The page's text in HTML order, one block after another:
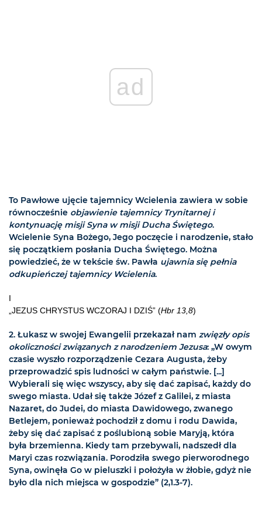
ad
To Pawłowe ujęcie tajemnicy Wcielenia zawiera w sobie
równocześnie objawienie tajemnicy Trynitarnej i
kontynuację misji Syna w misji Ducha Świętego.
Wcielenie Syna Bożego, Jego poczęcie i narodzenie, stało
się początkiem posłania Ducha Świętego. Można
powiedzieć, że w tekście św. Pawła ujawnia się pełnia
odkupieńczej tajemnicy Wcielenia.
I
„JEZUS CHRYSTUS WCZORAJ I DZIŚ” (Hbr 13,8)
2. Łukasz w swojej Ewangelii przekazał nam zwięzły opis
okoliczności związanych z narodzeniem Jezusa: „W owym
czasie wyszło rozporządzenie Cezara Augusta, żeby
przeprowadzić spis ludności w całym państwie. [...]
Wybierali się więc wszyscy, aby się dać zapisać, każdy do
swego miasta. Udał się także Józef z Galilei, z miasta
Nazaret, do Judei, do miasta Dawidowego, zwanego
Betlejem, ponieważ pochodził z domu i rodu Dawida,
żeby się dać zapisać z poślubioną sobie Maryją, która
była brzemienna. Kiedy tam przebywali, nadszedł dla
Maryi czas rozwiązania. Porodziła swego pierworodnego
Syna, owinęła Go w pieluszki i położyła w żłobie, gdyż nie
było dla nich miejsca w gospodzie” (2,1.3-7).